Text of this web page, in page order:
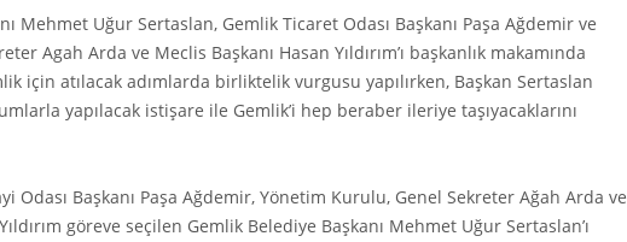
Mehmet Uğur Sertaslan, Gemlik Ticaret Odası Başkanı Paşa Ağdemir ve
Agah Arda ve Meclis Başkanı Hasan Yıldırım’ı başkanlık makamında
için atılacak adımlarda birliktelik vurgusu yapılırken, Başkan Sertaslan
yapılacak istişare ile Gemlik’i hep beraber ileriye taşıyacaklarını
Odası Başkanı Paşa Ağdemir, Yönetim Kurulu, Genel Sekreter Ağah Arda ve
göreve seçilen Gemlik Belediye Başkanı Mehmet Uğur Sertaslan’ı